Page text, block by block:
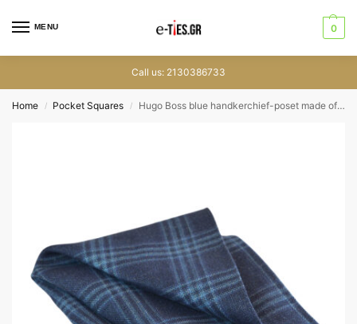
MENU 0
Call us: 2130386733
Home / Pocket Squares / Hugo Boss blue handkerchief-poset made of hemp and wool